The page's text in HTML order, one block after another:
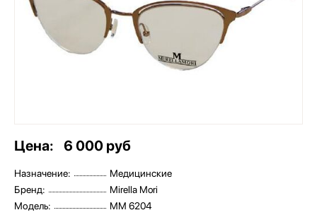
Цена: 6 000 руб
Назначение:
Медицинские
Бренд:
Mirella Mori
Модель:
MM 6204